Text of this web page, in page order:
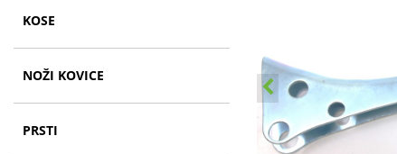
KOSE
NOŽI KOVICE
PRSTI